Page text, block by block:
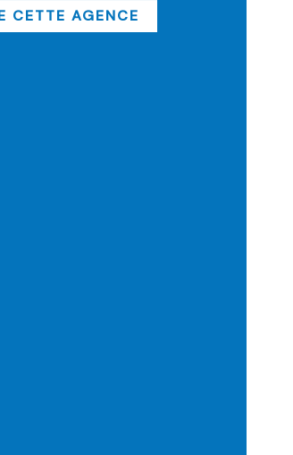
CETTE AGENCE